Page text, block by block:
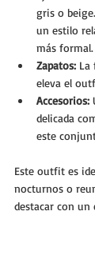
gris o
un estilo
más formal.
Zapatos: La
eleva el
Accesorios:
delicada
este
Este outfit es
nocturnos o
destacar con